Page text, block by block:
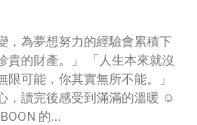
，為夢想努力的經驗會累積下
貴的財產。」 「人生本來就沒
限可能，你其實無所不能。」
，讀完後感受到滿滿的溫暖 ☺️
的...